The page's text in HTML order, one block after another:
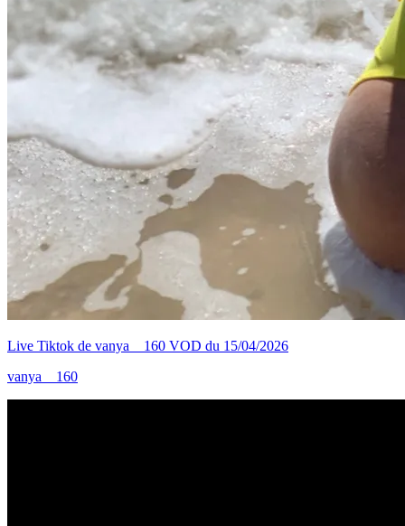
Live Tiktok de vanya__160 VOD du 15/04/2026
vanya__160